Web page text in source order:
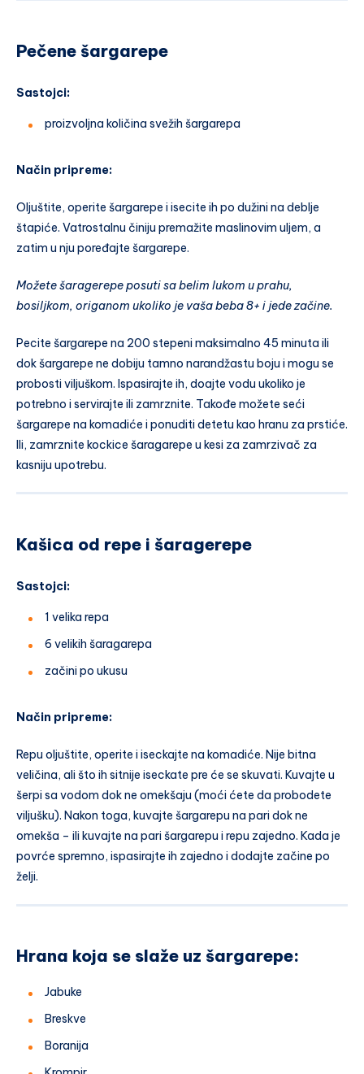
Pečene šargarepe
Sastojci:
proizvoljna količina svežih šargarepa
Način pripreme:
Oljuštite, operite šargarepe i isecite ih po dužini na deblje
štapiće. Vatrostalnu činiju premažite maslinovim uljem, a
zatim u nju poređajte šargarepe.
Možete šaragerepe posuti sa belim lukom u prahu,
bosiljkom, origanom ukoliko je vaša beba 8+ i jede začine.
Pecite šargarepe na 200 stepeni maksimalno 45 minuta ili
dok šargarepe ne dobiju tamno narandžastu boju i mogu se
probosti viljuškom. Ispasirajte ih, doajte vodu ukoliko je
potrebno i servirajte ili zamrznite. Takođe možete seći
šargarepe na komadiće i ponuditi detetu kao hranu za prstiće.
Ili, zamrznite kockice šaragarepe u kesi za zamrzivač za
kasniju upotrebu.
Kašica od repe i šaragerepe
Sastojci:
1 velika repa
6 velikih šaragarepa
začini po ukusu
Način pripreme:
Repu oljuštite, operite i iseckajte na komadiće. Nije bitna
veličina, ali što ih sitnije iseckate pre će se skuvati. Kuvajte u
šerpi sa vodom dok ne omekšaju (moći ćete da probodete
viljušku). Nakon toga, kuvajte šargarepu na pari dok ne
omekša – ili kuvajte na pari šargarepu i repu zajedno. Kada je
povrće spremno, ispasirajte ih zajedno i dodajte začine po
želji.
Hrana koja se slaže uz šargarepe:
Jabuke
Breskve
Boranija